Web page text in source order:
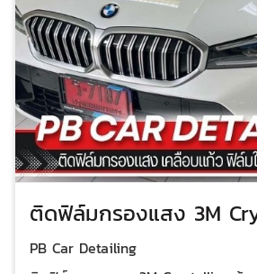
ติดฟิล์มกรองแสง 3M
PB Car Detailing